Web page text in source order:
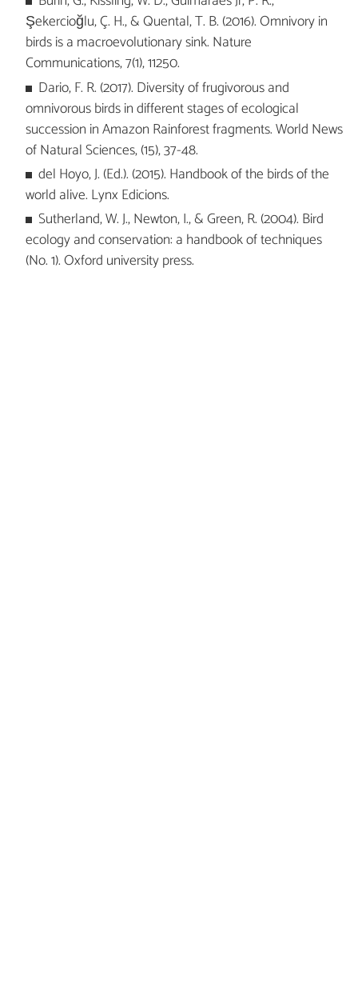
Şekercioğlu, Ç. H., & Quental, T. B. (2016). Omnivory in
birds is a macroevolutionary sink. Nature
Communications, 7(1), 11250.
Dario, F. R. (2017). Diversity of frugivorous and
omnivorous birds in different stages of ecological
succession in Amazon Rainforest fragments. World News
of Natural Sciences, (15), 37-48.
del Hoyo, J. (Ed.). (2015). Handbook of the birds of the
world alive. Lynx Edicions.
Sutherland, W. J., Newton, I., & Green, R. (2004). Bird
ecology and conservation: a handbook of techniques
(No. 1). Oxford university press.